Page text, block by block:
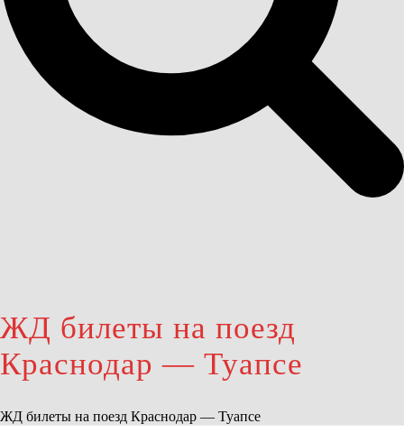
ЖД билеты на поезд
Краснодар — Туапсе
ЖД билеты на поезд Краснодар — Туапсе